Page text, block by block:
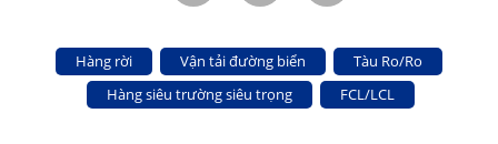
Hàng rời Vận tải đường biển
Tàu Ro/Ro
Hàng siêu trường siêu trọng
FCL/LCL